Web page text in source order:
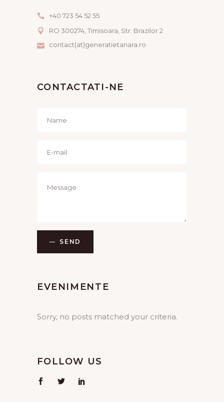
+40 723 54 52 55
RO 300274, Timisoara, Str. Brazilor 2
contact(at)generatietanara.ro
CONTACTATI-NE
SEND
EVENIMENTE
Sorry, no posts matched your criteria.
FOLLOW US